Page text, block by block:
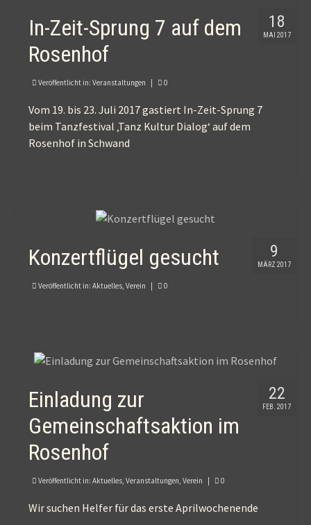
18
MAI 2017
In-Zeit-Sprung 7 auf dem
Rosenhof
Veröffentlicht in: Veranstaltungen 0
Vom 19. bis 23. Juli 2017 gastiert In-Zeit-Sprung 7
beim Tanzfestival ‚Tanz Kultur Dialog‘ auf dem
Rosenhof in Schwand
9
MÄRZ 2017
Konzertflügel gesucht
Veröffentlicht in: Aktuelles, Verein 0
22
FEB. 2017
Einladung zur
Gemeinschaftsaktion im
Rosenhof
Veröffentlicht in: Aktuelles, Veranstaltungen, Verein 0
Wir suchen Helfer für das erste Aprilwochenende